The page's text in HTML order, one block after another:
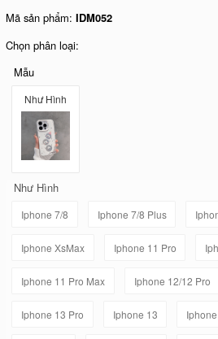
Mã sản phẩm:IDM052
Chọn phân loại:
Mẫu
Như Hình
Như Hình
Iphone 7/8 Iphone 7/8 Plus
Iphone XsMax Iphone 11 Pro
Iphone 11 Pro Max Iphone 12/12 Pro
Iphone 13 Pro Iphone 13